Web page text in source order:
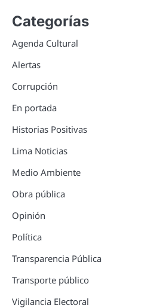
Categorías
Agenda Cultural
Alertas
Corrupción
En portada
Historias Positivas
Lima Noticias
Medio Ambiente
Obra pública
Opinión
Política
Transparencia Pública
Transporte público
Vigilancia Electoral